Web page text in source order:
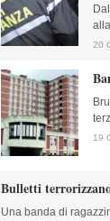
20
19
Bulletti
Una banda di